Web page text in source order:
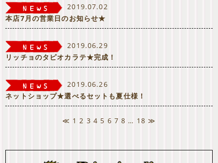
2019.07.02
本店7月の営業日のお知らせ★
2019.06.29
リッチョのタピオカラテ★完成！
2019.06.26
ネットショップ★選べるセットも夏仕様！
≪ 1 2 3 4 5 6 7 8 … 18 ≫